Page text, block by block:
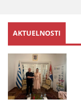
AKTUELNOSTI